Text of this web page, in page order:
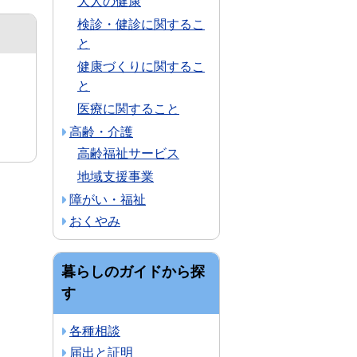
検診・健診に関するこ
と
健康づくりに関するこ
と
医療に関すること
高齢・介護
高齢福祉サービス
地域支援事業
障がい・福祉
おくやみ
暮らしのガイドから探
す
各種相談
届出と証明